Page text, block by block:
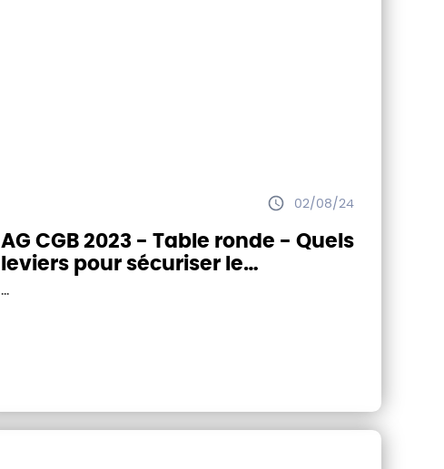
02/08/24
AG CGB 2023 - Table ronde - Quels
leviers pour sécuriser le
...